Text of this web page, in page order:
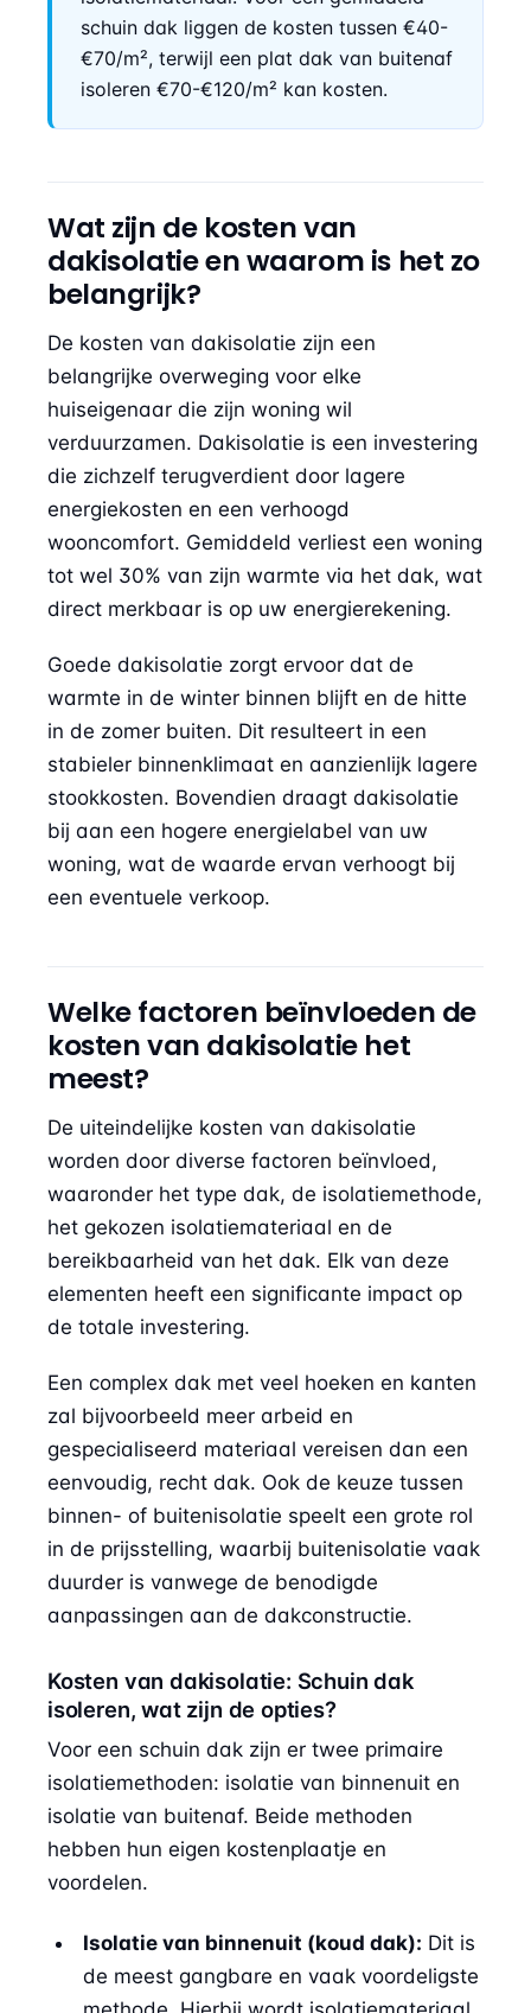
schuin dak liggen de kosten tussen €40-
€70/m², terwijl een plat dak van buitenaf
isoleren €70-€120/m² kan kosten.
Wat zijn de kosten van
dakisolatie en waarom is het zo
belangrijk?
De kosten van dakisolatie zijn een
belangrijke overweging voor elke
huiseigenaar die zijn woning wil
verduurzamen. Dakisolatie is een investering
die zichzelf terugverdient door lagere
energiekosten en een verhoogd
wooncomfort. Gemiddeld verliest een woning
tot wel 30% van zijn warmte via het dak, wat
direct merkbaar is op uw energierekening.
Goede dakisolatie zorgt ervoor dat de
warmte in de winter binnen blijft en de hitte
in de zomer buiten. Dit resulteert in een
stabieler binnenklimaat en aanzienlijk lagere
stookkosten. Bovendien draagt dakisolatie
bij aan een hogere energielabel van uw
woning, wat de waarde ervan verhoogt bij
een eventuele verkoop.
Welke factoren beïnvloeden de
kosten van dakisolatie het
meest?
De uiteindelijke kosten van dakisolatie
worden door diverse factoren beïnvloed,
waaronder het type dak, de isolatiemethode,
het gekozen isolatiemateriaal en de
bereikbaarheid van het dak. Elk van deze
elementen heeft een significante impact op
de totale investering.
Een complex dak met veel hoeken en kanten
zal bijvoorbeeld meer arbeid en
gespecialiseerd materiaal vereisen dan een
eenvoudig, recht dak. Ook de keuze tussen
binnen- of buitenisolatie speelt een grote rol
in de prijsstelling, waarbij buitenisolatie vaak
duurder is vanwege de benodigde
aanpassingen aan de dakconstructie.
Kosten van dakisolatie: Schuin dak
isoleren, wat zijn de opties?
Voor een schuin dak zijn er twee primaire
isolatiemethoden: isolatie van binnenuit en
isolatie van buitenaf. Beide methoden
hebben hun eigen kostenplaatje en
voordelen.
Isolatie van binnenuit (koud dak): Dit is
de meest gangbare en vaak voordeligste